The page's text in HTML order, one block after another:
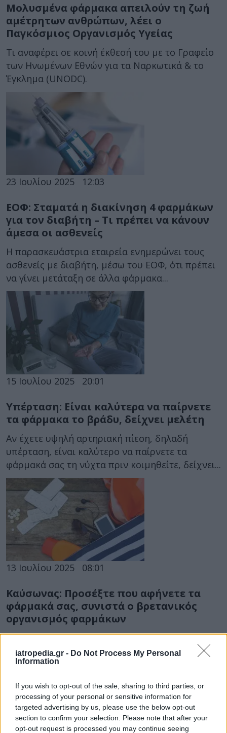
iatropedia.gr - Do Not Process My Personal
Information
If you wish to opt-out of the sale, sharing to third parties, or
processing of your personal or sensitive information for
targeted advertising by us, please use the below opt-out
section to confirm your selection. Please note that after your
opt-out request is processed you may continue seeing
Μολυσμένα φάρμακα απειλούν τη ζωή
αμέτρητων ανθρώπων, λέει ο
Παγκόσμιος Οργανισμός Υγείας
Τι αναφέρει σε κοινή έκθεσή του με το Γραφείο
των Ηνωμένων Εθνών για τα Ναρκωτικά & το
Έγκλημα (UNODC).
23 Ιουλίου 2025 12:03
ΕΟΦ: Σταματά η διακίνηση 4 φαρμάκων
για τον διαβήτη – Τι πρέπει να κάνουν
άμεσα οι ασθενείς
Η παρασκευάστρια εταιρεία ενημερώνει τους
ασθενείς με διαβήτη, μέσω του ΕΟΦ, ότι πρέπει
να γίνει μετάταξη σε άλλα φάρμακα...
15 Ιουλίου 2025 20:01
Υπέρταση: Είναι καλύτερα να παίρνετε
τα φάρμακα το βράδυ, δείχνει μελέτη
Αν έχετε υψηλή αρτηριακή πίεση, δηλαδή
υπέρταση, είναι καλύτερο να παίρνετε τα
φάρμακά σας τη νύχτα πριν κοιμηθείτε, δείχνει...
13 Ιουλίου 2025 08:01
Καύσωνας: Προσέξτε που αφήνετε τα
φάρμακά σας, συνιστά ο βρετανικός
οργανισμός φαρμάκων
Οι κίνδυνοι σε αυτοκίνητα, τσάντες και τσέπες.
Πώς μπορούμε να τα έχουμε με ασφάλεια μαζί
μας.